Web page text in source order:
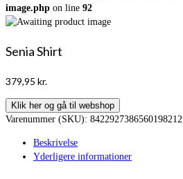
image.php on line 92
Senia Shirt
379,95 kr.
Klik her og gå til webshop
Varenummer (SKU): 8422927386560198212
Beskrivelse
Yderligere informationer